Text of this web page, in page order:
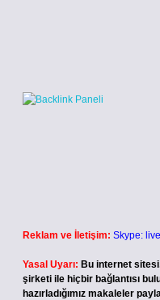
Reklam ve İletişim: Skype:
Yasal Uyarı: Bu internet
şirketi ile hiçbir bağlantısı
hazırladığımız makaleler